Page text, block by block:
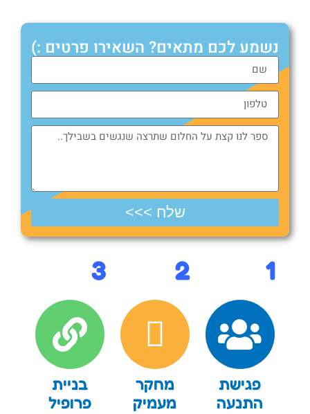
נשמע לכם מתאים? השאירו פרטים :)
שלח >>>
1
פגישת
התנעה
2
מחקר
מעמיק
3
בניית
פרופיל